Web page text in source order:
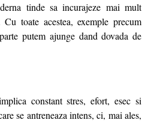
tinde sa incurajeze mai mult
toate acestea, exemple precum
putem ajunge dand dovada de
constant stres, efort, esec si
se antreneaza intens, ci, mai ales,